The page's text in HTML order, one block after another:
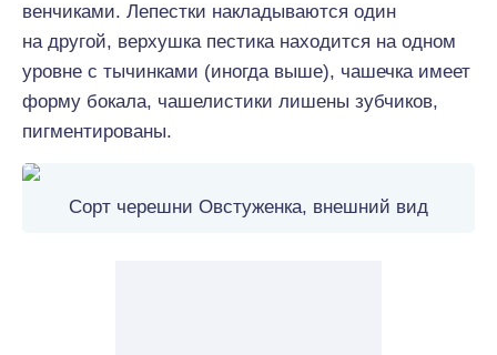
венчиками. Лепестки накладываются один
на другой, верхушка пестика находится на одном
уровне с тычинками (иногда выше), чашечка имеет
форму бокала, чашелистики лишены зубчиков,
пигментированы.
Сорт черешни Овстуженка, внешний вид